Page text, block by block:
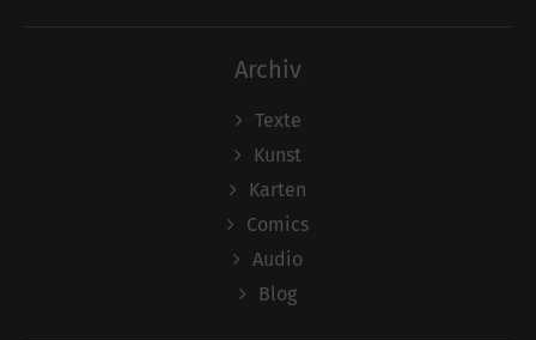
Archiv
Texte
Kunst
Karten
Comics
Audio
Blog